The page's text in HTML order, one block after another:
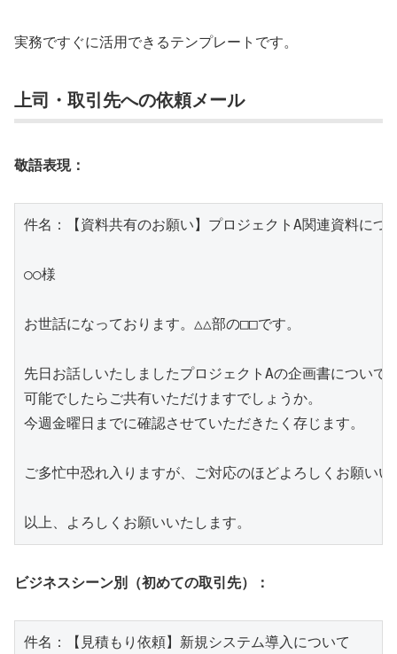
実務ですぐに活用できるテンプレートです。
上司・取引先への依頼メール
敬語表現：
件名：【資料共有のお願い】プロジェクトA関連資料につ
○○様
お世話になっております。△△部の□□です。
先日お話しいたしましたプロジェクトAの企画書について
可能でしたらご共有いただけますでしょうか。
今週金曜日までに確認させていただきたく存じます。
ご多忙中恐れ入りますが、ご対応のほどよろしくお願い
ビジネスシーン別（初めての取引先）：
件名：【見積もり依頼】新規システム導入について